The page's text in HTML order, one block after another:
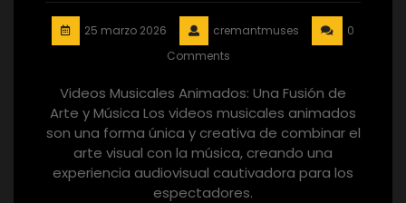
25 marzo 2026 cremantmuses
0
Comments
Videos Musicales Animados: Una Fusión de
Arte y Música Los videos musicales animados
son una forma única y creativa de combinar el
arte visual con la música, creando una
experiencia audiovisual cautivadora para los
espectadores.